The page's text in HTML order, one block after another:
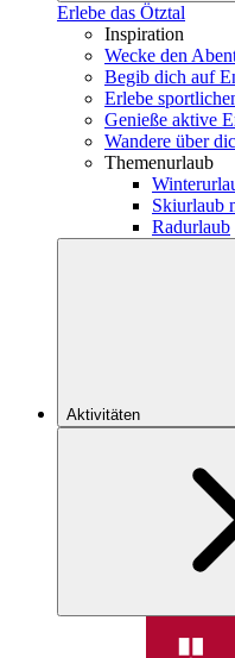
Erlebe das Ötztal
Inspiration
Wecke den
Begib dich auf
Erlebe
Genieße aktive
Wandere über
Themenurlaub
Skiurlaub
Radurlaub
Aktivitäten